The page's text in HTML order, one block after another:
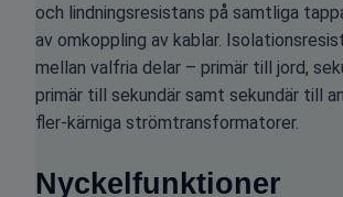
och lindningsresistans på samtliga
av omkoppling av kablar.
mellan valfria delar – primär till jord,
primär till sekundär samt sekundär till
fler-kärniga strömtransformatorer.
Nyckelfunktioner